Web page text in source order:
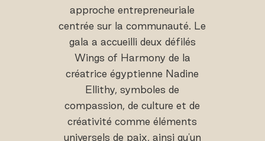
approche entrepreneuriale
centrée sur la communauté. Le
gala a accueilli deux défilés
Wings of Harmony de la
créatrice égyptienne Nadine
Ellithy, symboles de
compassion, de culture et de
créativité comme éléments
universels de paix, ainsi qu'un